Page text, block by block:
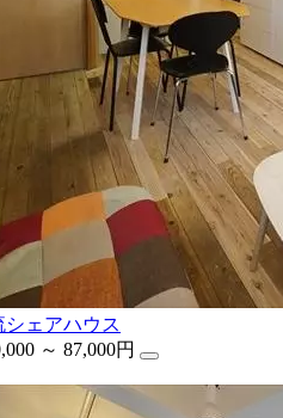
ェアハウス
～ 87,000円